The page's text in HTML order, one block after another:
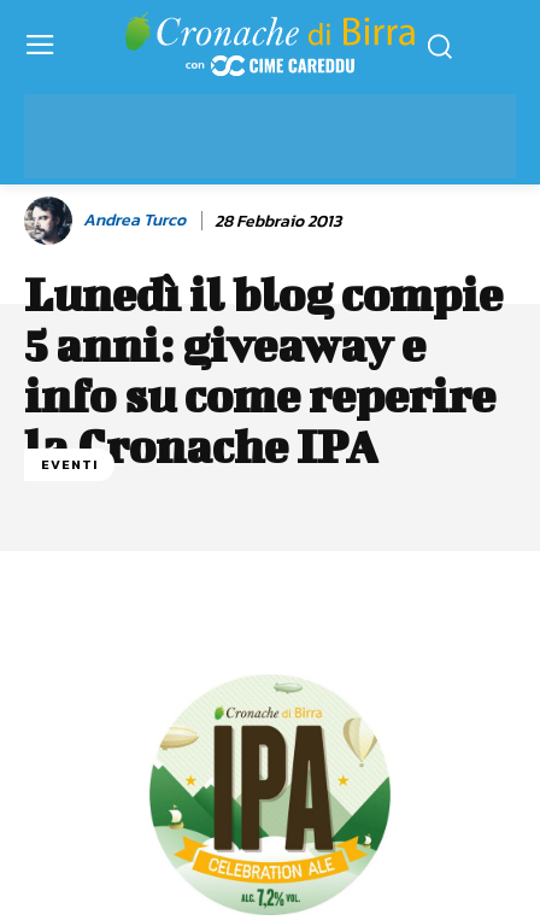
Andrea Turco 28 Febbraio 2013
Lunedì il blog compie
5 anni: giveaway e
info su come reperire
la Cronache IPA
EVENTI